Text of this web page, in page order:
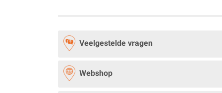
Veelgestelde vragen
Webshop